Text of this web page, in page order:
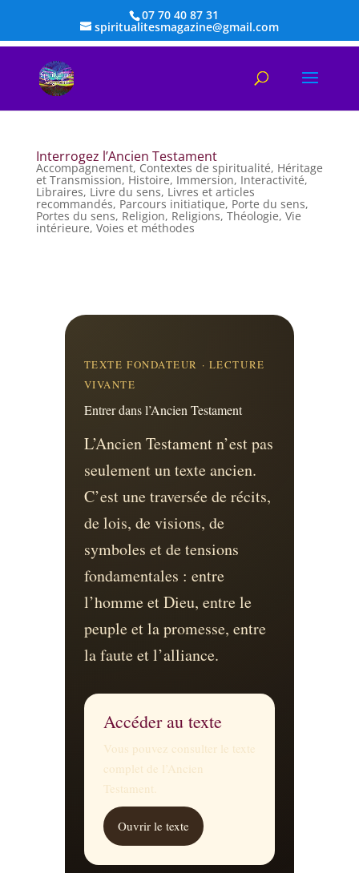
07 70 40 87 31
spiritualitesmagazine@gmail.com
Interrogez l’Ancien Testament
Accompagnement, Contextes de spiritualité, Héritage
et Transmission, Histoire, Immersion, Interactivité,
Libraires, Livre du sens, Livres et articles
recommandés, Parcours initiatique, Porte du sens,
Portes du sens, Religion, Religions, Théologie, Vie
intérieure, Voies et méthodes
TEXTE FONDATEUR · LECTURE
VIVANTE
Entrer dans l’Ancien Testament
L’Ancien Testament n’est pas
seulement un texte ancien.
C’est une traversée de récits,
de lois, de visions, de
symboles et de tensions
fondamentales : entre
l’homme et Dieu, entre le
peuple et la promesse, entre
la faute et l’alliance.
Accéder au texte
Vous pouvez consulter le texte
complet de l’Ancien
Testament.
Ouvrir le texte